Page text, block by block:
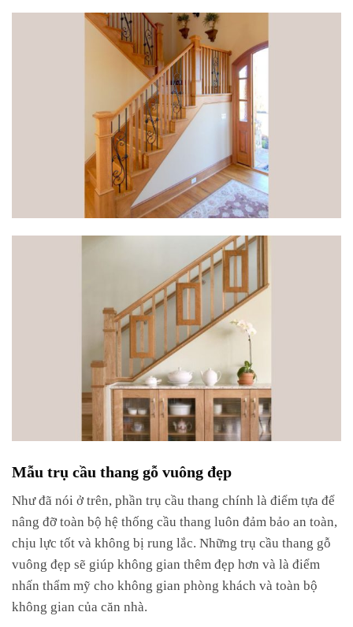
Mẫu trụ cầu thang gỗ vuông đẹp
Như đã nói ở trên, phần trụ cầu thang chính là điểm tựa để
nâng đỡ toàn bộ hệ thống cầu thang luôn đảm bảo an toàn,
chịu lực tốt và không bị rung lắc. Những trụ cầu thang gỗ
vuông đẹp sẽ giúp không gian thêm đẹp hơn và là điểm
nhấn thẩm mỹ cho không gian phòng khách và toàn bộ
không gian của căn nhà.